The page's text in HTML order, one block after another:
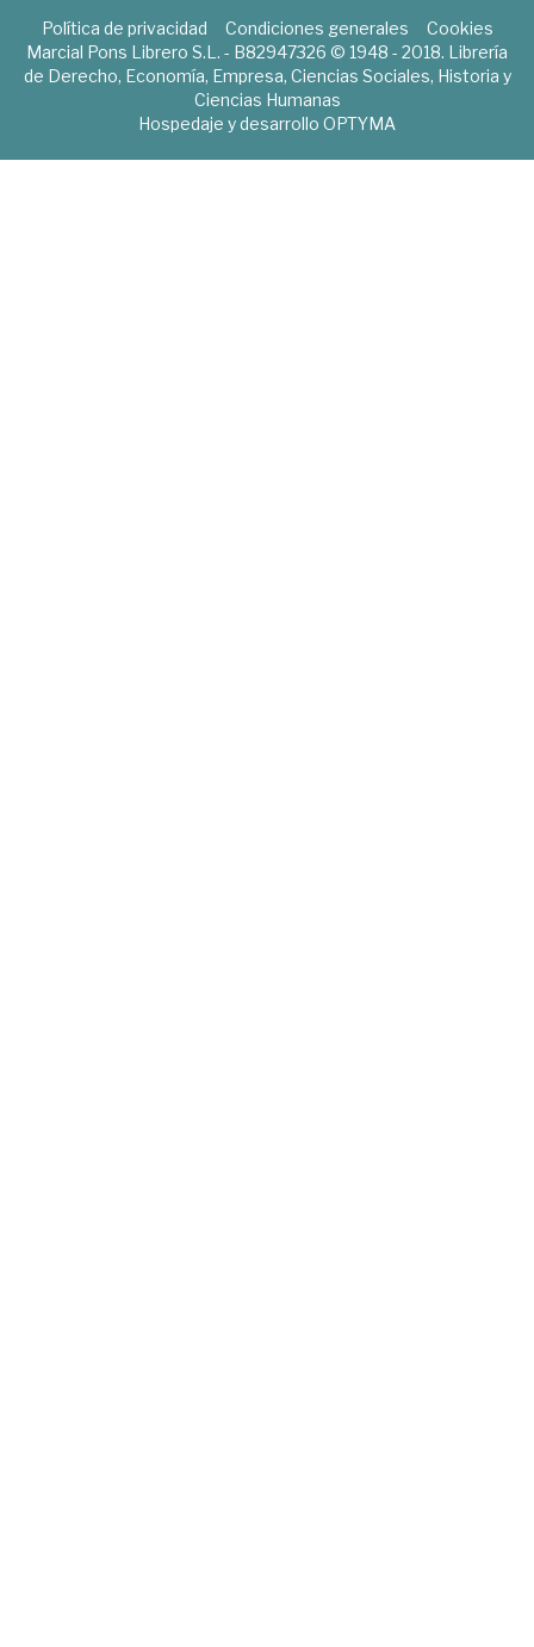
Política de privacidad Condiciones generales
Cookies
Marcial Pons Librero S.L. - B82947326 © 1948 - 2018. Librería
de Derecho, Economía, Empresa, Ciencias Sociales, Historia y
Ciencias Humanas
Hospedaje y desarrollo OPTYMA